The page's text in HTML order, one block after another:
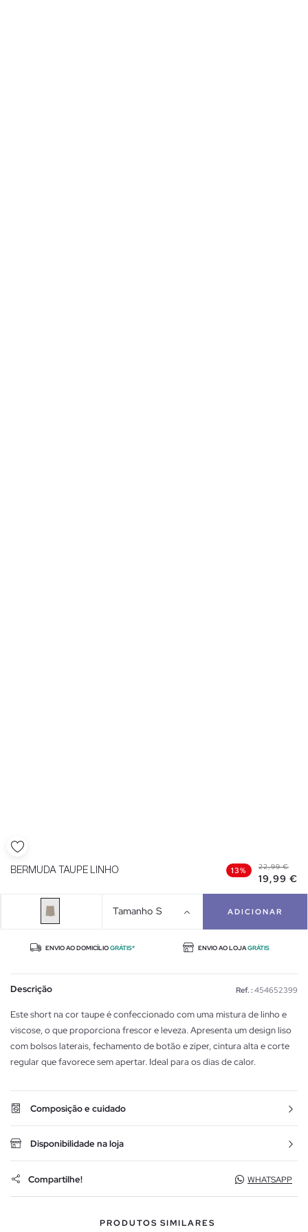
BERMUDA TAUPE LINHO 13% 22,99 €
19,99 €
Tamanho S ADICIONAR
ENVIO AO DOMICÍLIOGRÁTIS* ENVIO AO LOJAGRÁTIS
Descrição Ref. : 454652399
Este short na cor taupe é confeccionado com uma mistura de linho e
viscose, o que proporciona frescor e leveza. Apresenta um design liso
com bolsos laterais, fechamento de botão e zíper, cintura alta e corte
regular que favorece sem apertar. Ideal para os dias de calor.
Composição e cuidado
Disponibilidade na loja
Compartilhe! WHATSAPP
PRODUTOS SIMILARES